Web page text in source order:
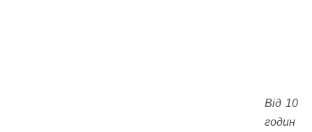
Від 10
годин